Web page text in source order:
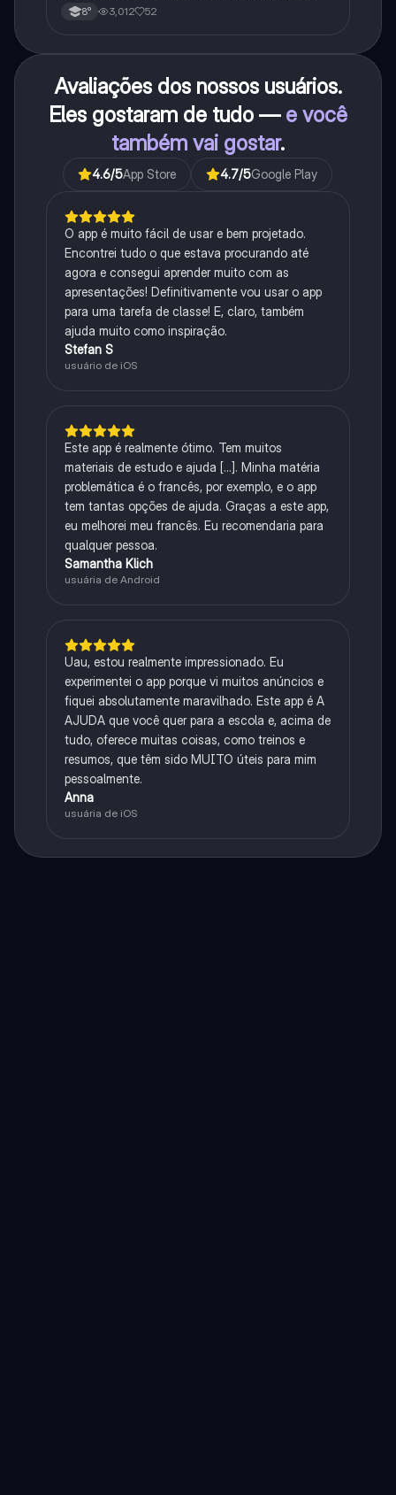
8° 3,012 52
Avaliações dos nossos usuários.
Eles gostaram de tudo — e você
também vai gostar.
4.6/5App Store 4.7/5Google Play
O app é muito fácil de usar e bem projetado.
Encontrei tudo o que estava procurando até
agora e consegui aprender muito com as
apresentações! Definitivamente vou usar o app
para uma tarefa de classe! E, claro, também
ajuda muito como inspiração.
Stefan S
usuário de iOS
Este app é realmente ótimo. Tem muitos
materiais de estudo e ajuda [...]. Minha matéria
problemática é o francês, por exemplo, e o app
tem tantas opções de ajuda. Graças a este app,
eu melhorei meu francês. Eu recomendaria para
qualquer pessoa.
Samantha Klich
usuária de Android
Uau, estou realmente impressionado. Eu
experimentei o app porque vi muitos anúncios e
fiquei absolutamente maravilhado. Este app é A
AJUDA que você quer para a escola e, acima de
tudo, oferece muitas coisas, como treinos e
resumos, que têm sido MUITO úteis para mim
pessoalmente.
Anna
usuária de iOS